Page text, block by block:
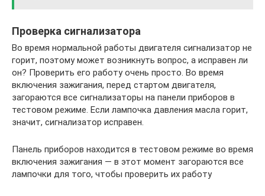
Проверка сигнализатора
Во время нормальной работы двигателя сигнализатор не
горит, поэтому может возникнуть вопрос, а исправен ли
он? Проверить его работу очень просто. Во время
включения зажигания, перед стартом двигателя,
загораются все сигнализаторы на панели приборов в
тестовом режиме. Если лампочка давления масла горит,
значит, сигнализатор исправен.
Панель приборов находится в тестовом режиме во время
включения зажигания — в этот момент загораются все
лампочки для того, чтобы проверить их работу